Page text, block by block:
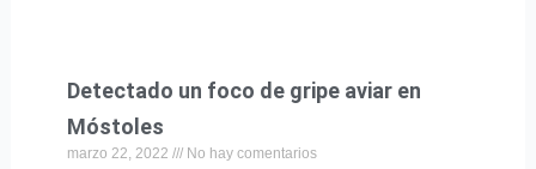
Detectado un foco de gripe aviar en
Móstoles
marzo 22, 2022 No hay comentarios